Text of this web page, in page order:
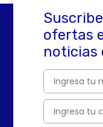
ofertas
noticias